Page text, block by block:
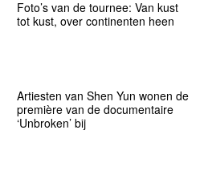
Foto’s van de tournee: Van kust
tot kust, over continenten heen
Artiesten van Shen Yun wonen de
première van de documentaire
‘Unbroken’ bij